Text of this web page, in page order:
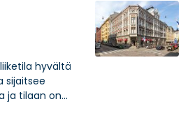
hyvältä
sijaitsee
ja tilaan on...